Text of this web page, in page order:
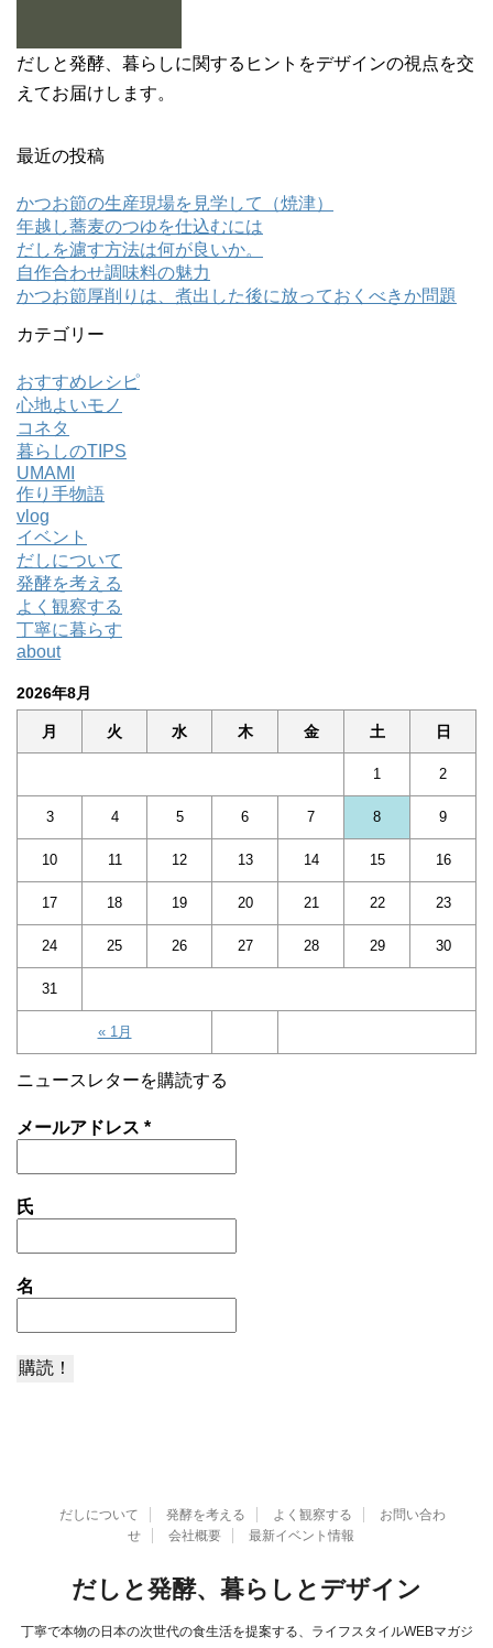
だしと発酵、暮らしに関するヒントをデザインの視点を交
えてお届けします。
最近の投稿
かつお節の生産現場を見学して（焼津）
年越し蕎麦のつゆを仕込むには
だしを濾す方法は何が良いか。
自作合わせ調味料の魅力
かつお節厚削りは、煮出した後に放っておくべきか問題
カテゴリー
おすすめレシピ
心地よいモノ
コネタ
暮らしのTIPS
UMAMI
作り手物語
vlog
イベント
だしについて
発酵を考える
よく観察する
丁寧に暮らす
about
2026年8月
月 火 水 木 金 土 日
« 1月
1 2
3 4 5 6 7 8 9
10 11 12 13 14 15 16
17 18 19 20 21 22 23
24 25 26 27 28 29 30
31
ニュースレターを購読する
メールアドレス *
氏
名
だしについて 発酵を考える よく観察する
お問い合わ
せ
会社概要 最新イベント情報
だしと発酵、暮らしとデザイン
丁寧で本物の日本の次世代の食生活を提案する、ライフスタイルWEBマガジ